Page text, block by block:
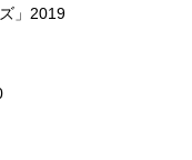
」2019